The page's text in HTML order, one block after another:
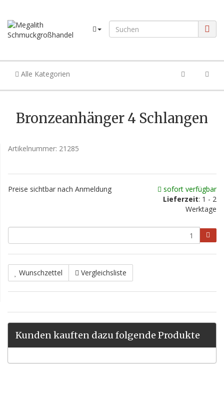
Alle Kategorien
Bronzeanhänger 4 Schlangen
Artikelnummer: 21285
Preise sichtbar nach Anmeldung
sofort verfügbar
Lieferzeit: 1 - 2
Werktage
Wunschzettel Vergleichsliste
Kunden kauften dazu folgende Produkte